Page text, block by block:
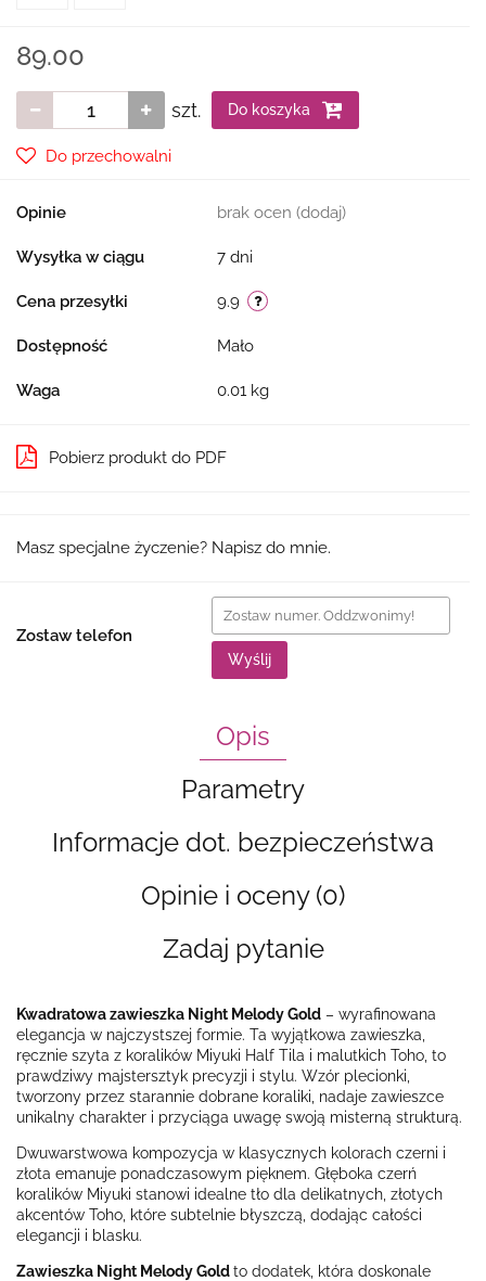
89.00
szt. Do koszyka
Do przechowalni
Opinie brak ocen (dodaj)
Wysyłka w ciągu 7 dni
Cena przesyłki 9.9
Dostępność Mało
Waga 0.01 kg
Pobierz produkt do PDF
Masz specjalne życzenie? Napisz do mnie.
Zostaw telefon
Wyślij
Opis
Parametry
Informacje dot. bezpieczeństwa
Opinie i oceny (0)
Zadaj pytanie
Kwadratowa zawieszka Night Melody Gold – wyrafinowana
elegancja w najczystszej formie. Ta wyjątkowa zawieszka,
ręcznie szyta z koralików Miyuki Half Tila i malutkich Toho, to
prawdziwy majstersztyk precyzji i stylu. Wzór plecionki,
tworzony przez starannie dobrane koraliki, nadaje zawieszce
unikalny charakter i przyciąga uwagę swoją misterną strukturą.
Dwuwarstwowa kompozycja w klasycznych kolorach czerni i
złota emanuje ponadczasowym pięknem. Głęboka czerń
koralików Miyuki stanowi idealne tło dla delikatnych, złotych
akcentów Toho, które subtelnie błyszczą, dodając całości
elegancji i blasku.
Zawieszka Night Melody Goldto dodatek, która doskonale